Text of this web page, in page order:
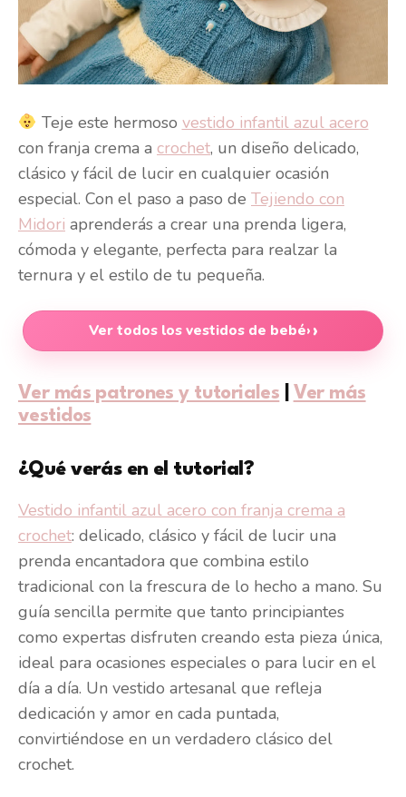
Teje este hermoso vestido infantil azul acero
con franja crema a crochet, un diseño delicado,
clásico y fácil de lucir en cualquier ocasión
especial. Con el paso a paso de Tejiendo con
Midori aprenderás a crear una prenda ligera,
cómoda y elegante, perfecta para realzar la
ternura y el estilo de tu pequeña.
Ver todos los vestidos de bebé›
Ver más patrones y tutoriales
Ver más
vestidos
¿Qué verás en el tutorial?
Vestido infantil azul acero con franja crema a
crochet: delicado, clásico y fácil de lucir una
prenda encantadora que combina estilo
tradicional con la frescura de lo hecho a mano. Su
guía sencilla permite que tanto principiantes
como expertas disfruten creando esta pieza única,
ideal para ocasiones especiales o para lucir en el
día a día. Un vestido artesanal que refleja
dedicación y amor en cada puntada,
convirtiéndose en un verdadero clásico del
crochet.